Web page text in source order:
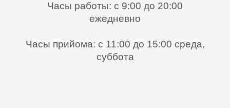
Часы работы: с 9:00 до 20:00
ежедневно
Часы прийома: с 11:00 до 15:00 среда,
суббота